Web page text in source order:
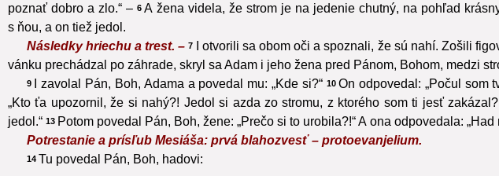
poznať dobro a zlo.“ – 6 A žena videla, že strom je na jedenie chutný, na pohľad
s ňou, a on tiež jedol.
Následky hriechu a trest. –7 I otvorili sa obom oči a spoznali, že sú nahí. Zošili
vánku prechádzal po záhrade, skryl sa Adam i jeho žena pred Pánom, Bohom, medzi
9 I zavolal Pán, Boh, Adama a povedal mu: „Kde si?“ 10 On odpovedal: „Počul som
„Kto ťa upozornil, že si nahý?! Jedol si azda zo stromu, z ktorého som ti jesť
jedol.“ 13 Potom povedal Pán, Boh, žene: „Prečo si to urobila?!“ A ona odpovedala:
Potrestanie a prísľub Mesiáša: prvá blahozvesť – protoevanjelium.
14 Tu povedal Pán, Boh, hadovi: